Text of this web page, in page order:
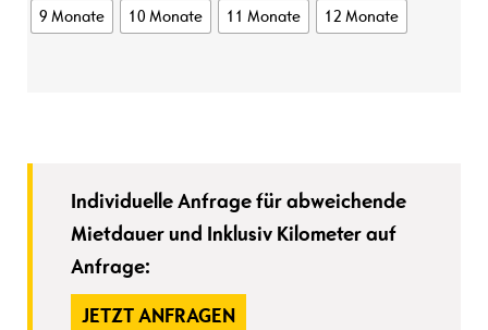
9 Monate
10 Monate 11 Monate 12 Monate
Individuelle Anfrage für abweichende
Mietdauer und Inklusiv Kilometer auf
Anfrage:
JETZT ANFRAGEN